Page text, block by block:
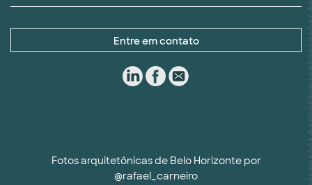
Entre em contato
Fotos arquitetônicas de Belo Horizonte por
@rafael_carneiro